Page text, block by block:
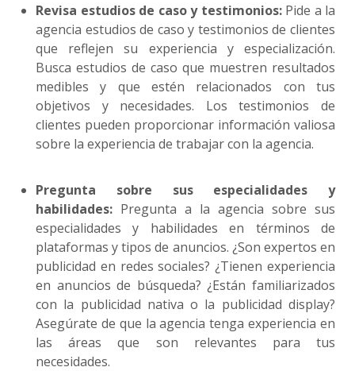
Revisa estudios de caso y testimonios:Pide a la
agencia estudios de caso y testimonios de clientes
que reflejen su experiencia y especialización.
Busca estudios de caso que muestren resultados
medibles y que estén relacionados con tus
objetivos y necesidades. Los testimonios de
clientes pueden proporcionar información valiosa
sobre la experiencia de trabajar con la agencia.
Pregunta sobre sus especialidades y
habilidades: Pregunta a la agencia sobre sus
especialidades y habilidades en términos de
plataformas y tipos de anuncios. ¿Son expertos en
publicidad en redes sociales? ¿Tienen experiencia
en anuncios de búsqueda? ¿Están familiarizados
con la publicidad nativa o la publicidad display?
Asegúrate de que la agencia tenga experiencia en
las áreas que son relevantes para tus
necesidades.